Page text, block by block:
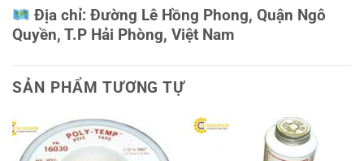
Địa chỉ: Đường Lê Hồng Phong, Quận Ngô
Quyền, T.P Hải Phòng, Việt Nam
SẢN PHẨM TƯƠNG TỰ